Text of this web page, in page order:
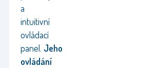
a
intuitivní
ovládací
panel. Jeho
ovládání